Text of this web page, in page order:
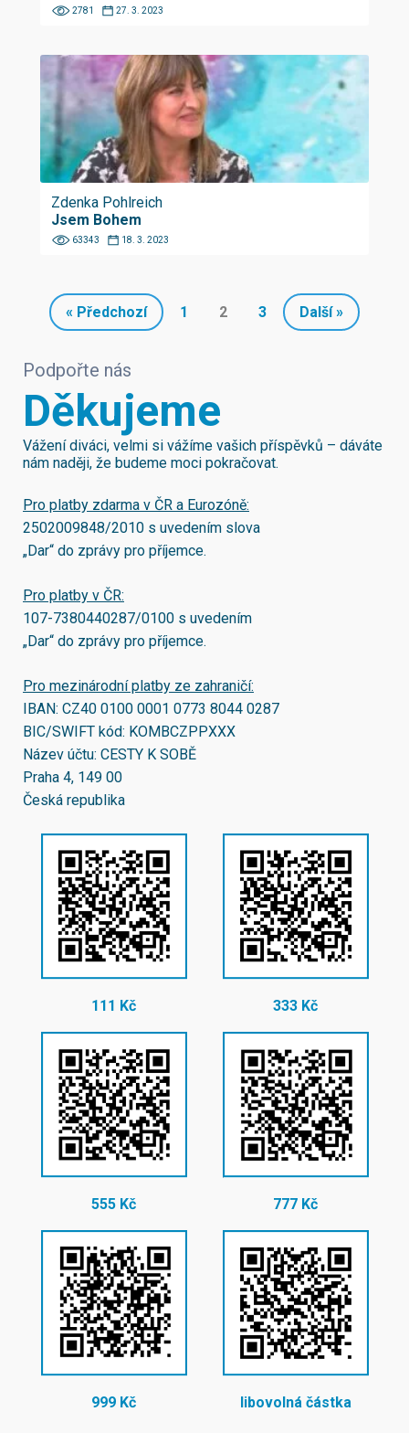
2781 27. 3. 2023
Zdenka Pohlreich
Jsem Bohem
63343 18. 3. 2023
« Předchozí 1 2 3 Další »
Podpořte nás
Děkujeme
Vážení diváci, velmi si vážíme vašich příspěvků – dáváte
nám naději, že budeme moci pokračovat.
Pro platby zdarma v ČR a Eurozóně:
2502009848/2010 s uvedením slova
„Dar“ do zprávy pro příjemce.
Pro platby v ČR:
107-7380440287/0100 s uvedením
„Dar“ do zprávy pro příjemce.
Pro mezinárodní platby ze zahraničí:
IBAN: CZ40 0100 0001 0773 8044 0287
BIC/SWIFT kód: KOMBCZPPXXX
Název účtu: CESTY K SOBĚ
Praha 4, 149 00
Česká republika
111 Kč 333 Kč
555 Kč 777 Kč
999 Kč libovolná částka